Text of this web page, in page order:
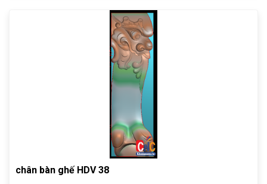
chân bàn ghế HDV 38